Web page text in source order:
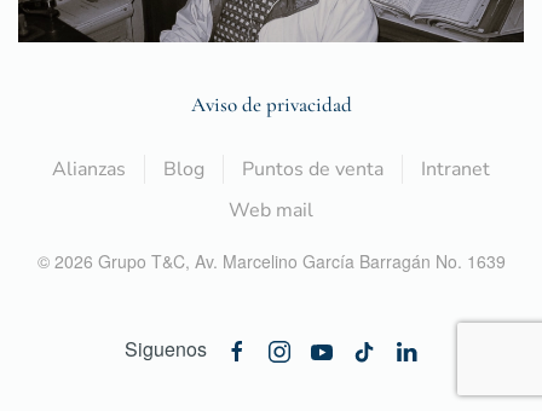
Aviso de privacidad
Alianzas Blog Puntos de venta
Intranet
Web mail
© 2026 Grupo T&C, Av. Marcelino García Barragán No. 1639
Siguenos